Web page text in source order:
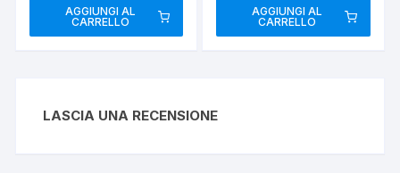
AGGIUNGI AL
CARRELLO
AGGIUNGI AL
CARRELLO
LASCIA UNA RECENSIONE